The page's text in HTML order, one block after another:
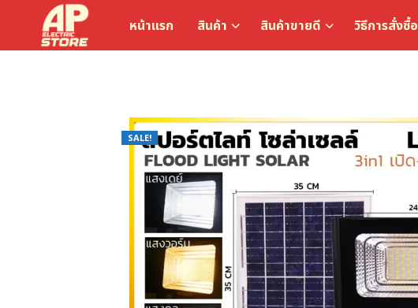
หน้าแรก สินค้า สินค้าขายดี วิธีการสั่งซื้อ
SALE!